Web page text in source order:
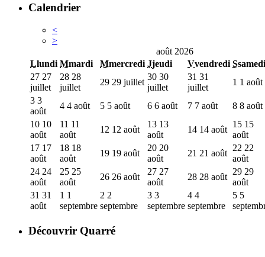
Calendrier
<
>
août 2026
Llundi Mmardi Mmercredi Jjeudi Vvendredi Ssamedi
27 27
juillet
28 28
juillet
29 29 juillet
30 30
juillet
31 31
juillet
1 1 août
3 3
août
4 4 août 5 5 août 6 6 août 7 7 août 8 8 août
10 10
août
11 11
août
12 12 août
13 13
août
14 14 août
15 15
août
17 17
août
18 18
août
19 19 août
20 20
août
21 21 août
22 22
août
24 24
août
25 25
août
26 26 août
27 27
août
28 28 août
29 29
août
31 31
août
1 1
septembre
2 2
septembre
3 3
septembre
4 4
septembre
5 5
Découvrir Quarré